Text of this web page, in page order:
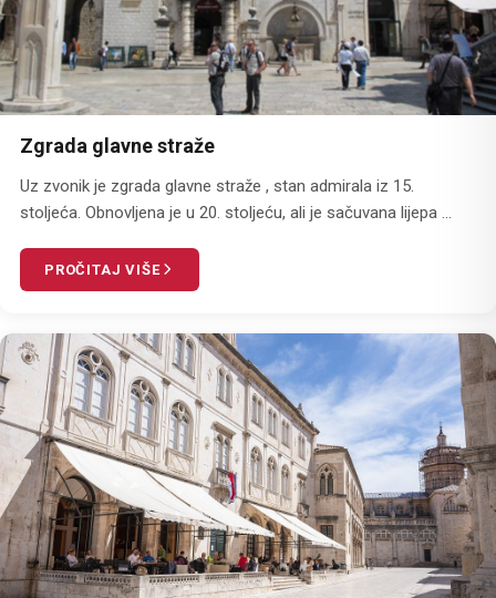
Zgrada glavne straže
Uz zvonik je zgrada glavne straže , stan admirala iz 15.
stoljeća. Obnovljena je u 20. stoljeću, ali je sačuvana lijepa ...
PROČITAJ VIŠE